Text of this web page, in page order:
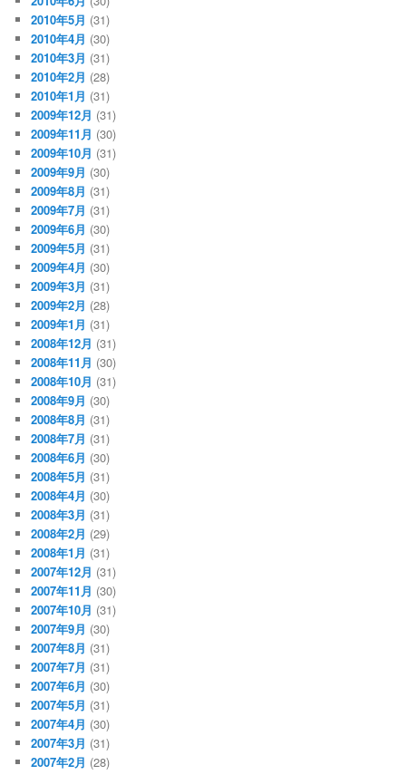
2010年5月 (31)
2010年4月 (30)
2010年3月 (31)
2010年2月 (28)
2010年1月 (31)
2009年12月 (31)
2009年11月 (30)
2009年10月 (31)
2009年9月 (30)
2009年8月 (31)
2009年7月 (31)
2009年6月 (30)
2009年5月 (31)
2009年4月 (30)
2009年3月 (31)
2009年2月 (28)
2009年1月 (31)
2008年12月 (31)
2008年11月 (30)
2008年10月 (31)
2008年9月 (30)
2008年8月 (31)
2008年7月 (31)
2008年6月 (30)
2008年5月 (31)
2008年4月 (30)
2008年3月 (31)
2008年2月 (29)
2008年1月 (31)
2007年12月 (31)
2007年11月 (30)
2007年10月 (31)
2007年9月 (30)
2007年8月 (31)
2007年7月 (31)
2007年6月 (30)
2007年5月 (31)
2007年4月 (30)
2007年3月 (31)
2007年2月 (28)